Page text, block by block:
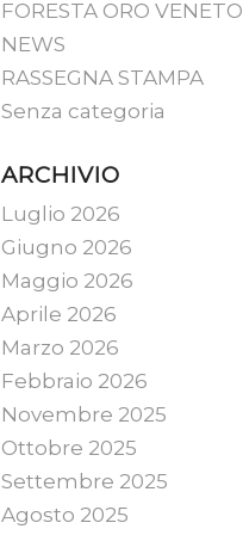
FORESTA ORO VENETO
NEWS
RASSEGNA STAMPA
Senza categoria
ARCHIVIO
Luglio 2026
Giugno 2026
Maggio 2026
Aprile 2026
Marzo 2026
Febbraio 2026
Novembre 2025
Ottobre 2025
Settembre 2025
Agosto 2025